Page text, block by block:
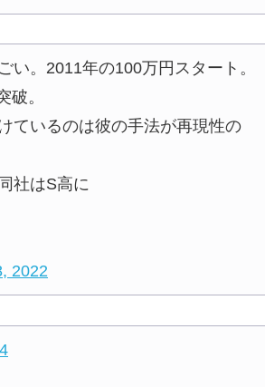
。2011年の100万円スタート。
。
ているのは彼の手法が再現性の
社はS高に
2022